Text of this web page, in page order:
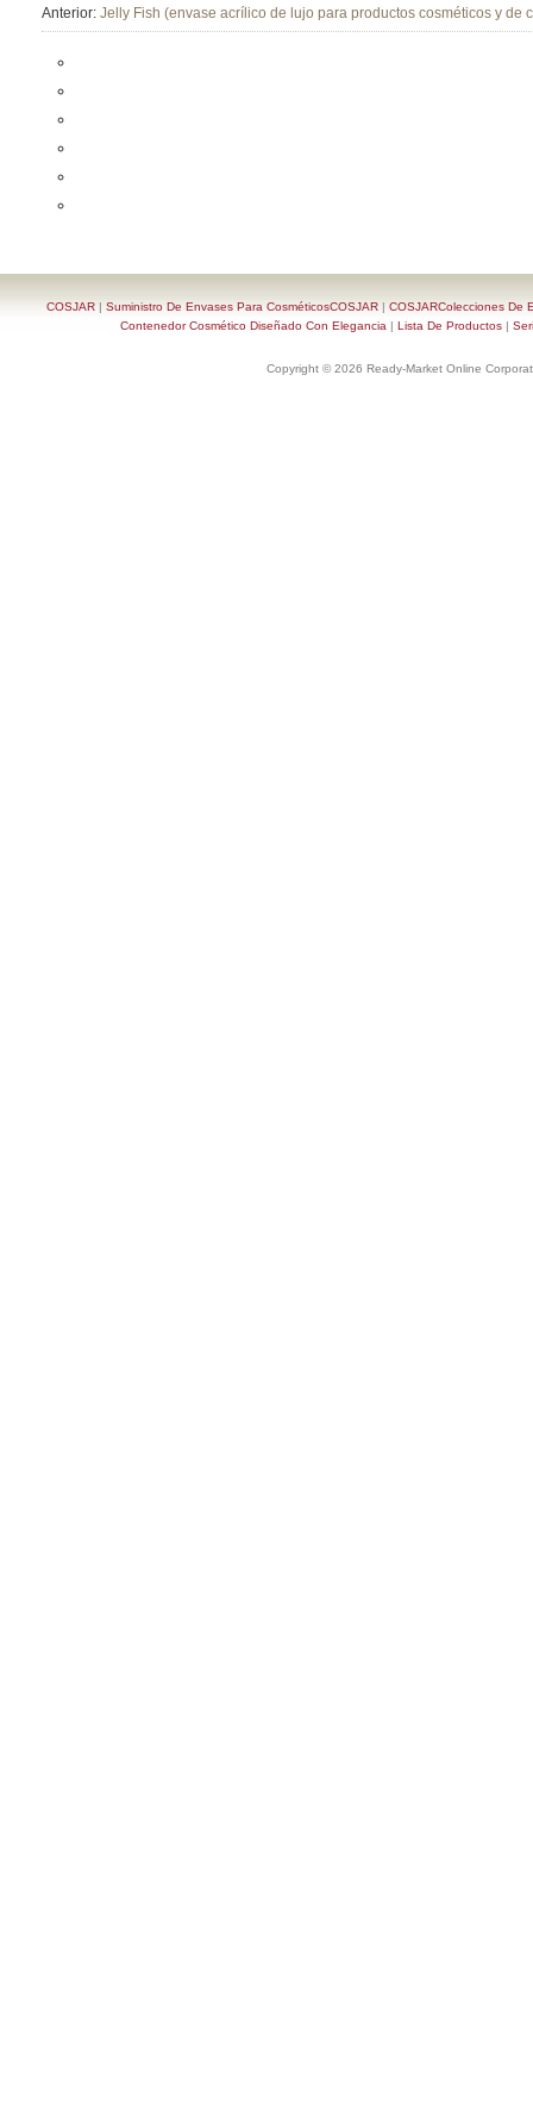
Anterior: Jelly Fish (envase acrílico de lujo para productos cosméticos y
COSJAR| Suministro De Envases Para CosméticosCOSJAR| COSJARColecciones De
Contenedor Cosmético Diseñado Con Elegancia | Lista De Productos |
Copyright © 2026 Ready-Market Online